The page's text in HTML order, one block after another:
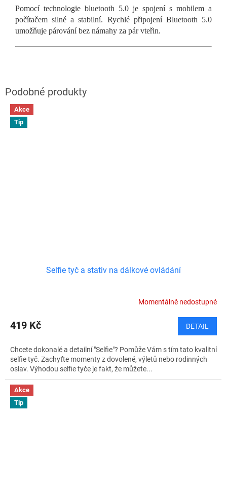
Pomocí technologie bluetooth 5.0 je spojení s mobilem a
počítačem silné a stabilní. Rychlé připojení Bluetooth 5.0
umožňuje párování bez námahy za pár vteřin.
Akce
Tip
Selfie tyč a stativ na dálkové ovládání
Momentálně nedostupné
419 Kč DETAIL
Chcete dokonalé a detailní "Selfie"? Pomůže Vám s tím tato kvalitní
selfie tyč. Zachyťte momenty z dovolené, výletů nebo rodinných
oslav. Výhodou selfie tyče je fakt, že můžete...
Akce
Tip